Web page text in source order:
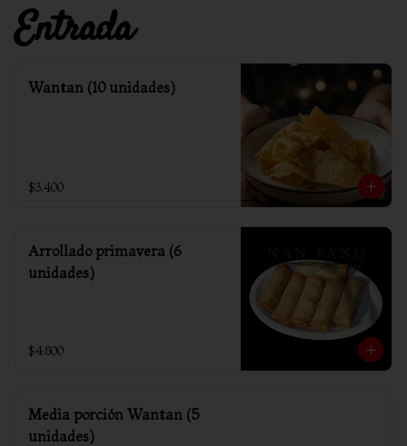
Entrada
Wantan (10 unidades)
$3.400
Arrollado primavera (6
unidades)
$4.800
Media porción Wantan (5
unidades)